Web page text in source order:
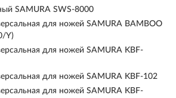
SAMURA SWS-8000
для ножей SAMURA BAMBOO
Y)
для ножей SAMURA KBF-
для ножей SAMURA KBF-102
для ножей SAMURA KBF-